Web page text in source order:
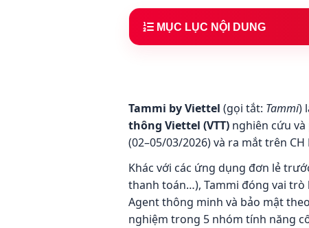
MỤC LỤC NỘI DUNG
3. Giao diện app Tammi - 4 tab
4. 10 lĩnh vực, gần 50 dịch vụ
6. Hệ sinh thái 4 thiết bị thông
7. Cập nhật 07/2026: 1 triệu
Tammi by Viettel (gọi tắt: Tammi)
thông Viettel (VTT) nghiên cứu
(02–05/03/2026) và ra mắt trên
Khác với các ứng dụng đơn lẻ
thanh toán…), Tammi đóng vai trò
Agent thông minh và bảo mật
nghiệm trong 5 nhóm tính năng